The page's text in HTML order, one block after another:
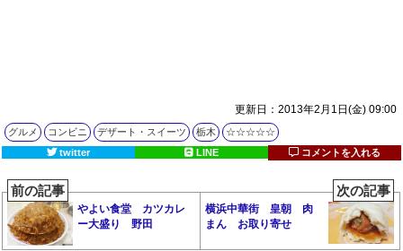
更新日：2013年2月1日(金) 09:00
グルメ コンビニ デザート・スイーツ 栃木
☆☆☆☆☆
twitter
LINE コメントを入れる
前の記事
やよい食堂 カツカレ
ー大盛り 野田
次の記事
横浜中華街 皇朝 肉
まん お取り寄せ